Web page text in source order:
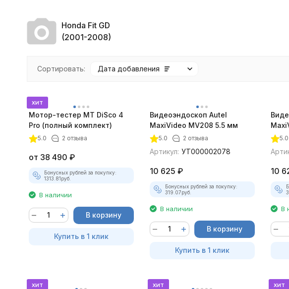
Honda Fit GD
(2001-2008)
Сортировать: Дата добавления
хит
Мотор-тестер MT DiSco 4
Pro (полный комплект)
5.0 2 отзыва
от 38 490 ₽
Бонусных рублей за покупку:
1313.81руб.
В наличии
В корзину
Купить в 1 клик
Видеоэндоскоп Autel
MaxiVideo MV208 5.5 мм
5.0 2 отзыва
Артикул: УТ000002078
10 625 ₽
Бонусных рублей за покупку:
319.07руб.
В наличии
В корзину
Купить в 1 клик
5.0
10
В
хит хит хит